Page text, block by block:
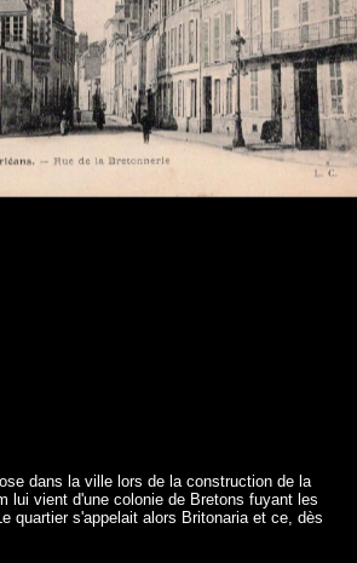
dans la ville lors de la construction de la
lui vient d'une colonie de Bretons fuyant les
quartier s'appelait alors Britonaria et ce, dès